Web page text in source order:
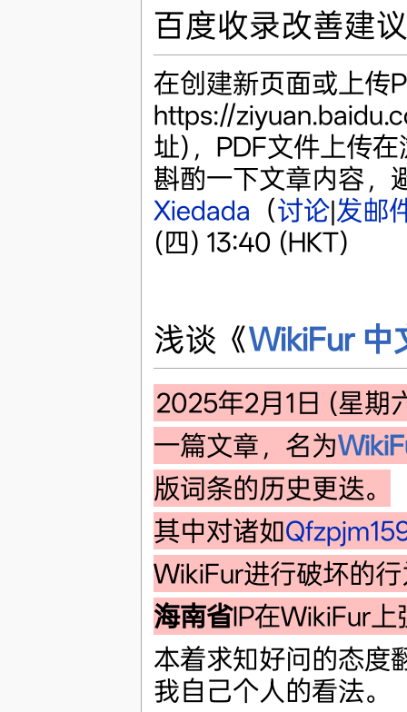
百度收录改善建议
在创建新页面或上传
https://
址)，PDF文件上传
斟酌一下文章内容，
Xiedada （讨论|发邮
(四) 13:40 (HKT)
浅谈《WikiFur 中
2025年2月1日 (星期
一篇文章，名为
版词条的历史更迭。
其中对诸如
WikiFur进行破坏的
海南省IP在WikiFur
本着求知好问的态度
我自己个人的看法。